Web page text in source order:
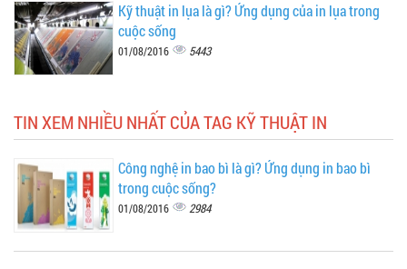
Kỹ thuật in lụa là gì? Ứng dụng của in lụa trong
cuộc sống
01/08/2016 5443
TIN XEM NHIỀU NHẤT CỦA TAG KỸ THUẬT IN
Công nghệ in bao bì là gì? Ứng dụng in bao bì
trong cuộc sống?
01/08/2016 2984